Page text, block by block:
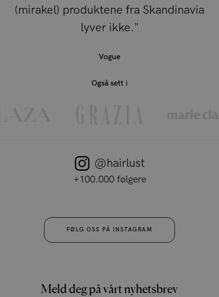
(mirakel) produktene fra Skandinavia
lyver ikke."
Vogue
Også sett i
+100.000 følgere
@hairlust
FØLG OSS PÅ INSTAGRAM
Meld deg på vårt nyhetsbrev